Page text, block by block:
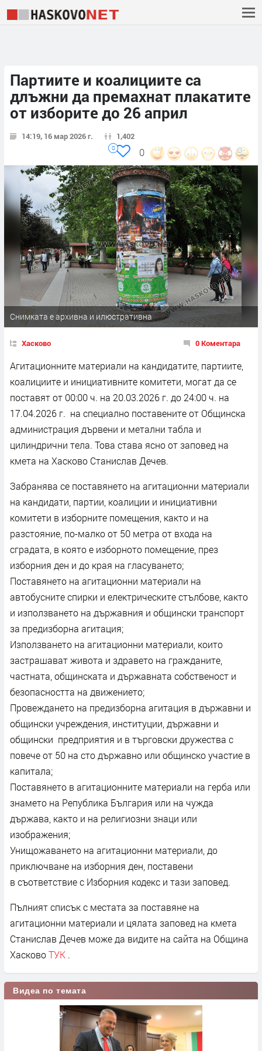
Партиите и коалициите са
длъжни да премахнат плакатите
от изборите до 26 април
14:19, 16 мар 2026 г. 1,402
0
0
Снимката е архивна и илюстративна
Хасково 0 Коментара
Агитационните материали на кандидатите, партиите,
коалициите и инициативните комитети, могат да се
поставят от 00:00 ч. на 20.03.2026 г. до 24:00 ч. на
17.04.2026 г. на специално поставените от Общинска
администрация дървени и метални табла и
цилиндрични тела. Това става ясно от заповед на
кмета на Хасково Станислав Дечев.
Забранява се поставянето на агитационни материали
на кандидати, партии, коалиции и инициативни
комитети в изборните помещения, както и на
разстояние, по-малко от 50 метра от входа на
сградата, в която е изборното помещение, през
изборния ден и до края на гласуването;
Поставянето на агитационни материали на
автобусните спирки и електрическите стълбове, както
и използването на държавния и общински транспорт
за предизборна агитация;
Използването на агитационни материали, които
застрашават живота и здравето на гражданите,
частната, общинската и държавната собственост и
безопасността на движението;
Провеждането на предизборна агитация в държавни и
общински учреждения, институции, държавни и
общински предприятия и в търговски дружества с
повече от 50 на сто държавно или общинско участие в
капитала;
Поставянето в агитационните материали на герба или
знамето на Република България или на чужда
държава, както и на религиозни знаци или
изображения;
Унищожаването на агитационни материали, до
приключване на изборния ден, поставени
в съответствие с Изборния кодекс и тази заповед.
Пълният списък с местата за поставяне на
агитационни материали и цялата заповед на кмета
Станислав Дечев може да видите на сайта на Община
ХасковоТУК .
Видеа по темата